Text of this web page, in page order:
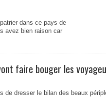
dans ce pays de
avez bien raison car
faire bouger les
de dresser le bilan des beaux